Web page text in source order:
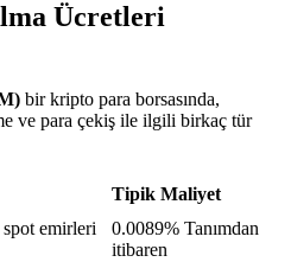
Ücretleri
bir kripto para borsasında,
ve para çekiş ile ilgili birkaç tür
Tipik Maliyet
emirleri
0.0089% Tanımdan
itibaren